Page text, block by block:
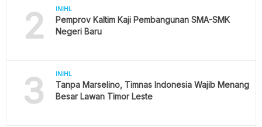
2 INIHL
Pemprov Kaltim Kaji Pembangunan SMA-SMK
Negeri Baru
3 INIHL
Tanpa Marselino, Timnas Indonesia Wajib Menang
Besar Lawan Timor Leste